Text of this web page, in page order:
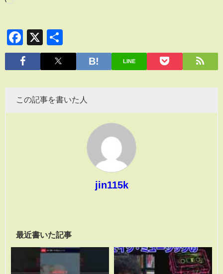
Facebook
X
有
LINE
この記事を書いた人
jin115k
最近書いた記事